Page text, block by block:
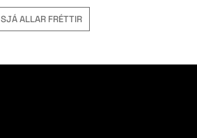
SJÁ ALLAR FRÉTTIR